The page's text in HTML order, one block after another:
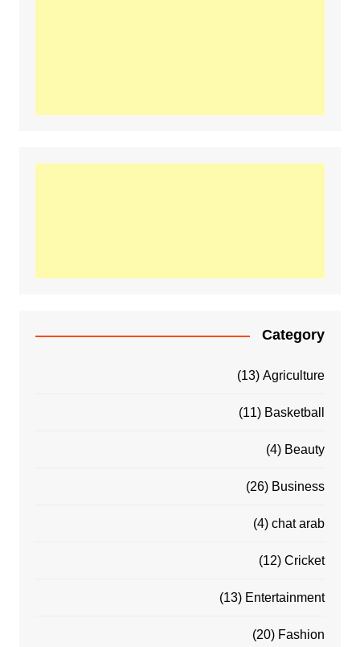
Category
Agriculture
(13)
Basketball
(11)
Beauty
(4)
Business
(26)
chat arab
(4)
Cricket
(12)
Entertainment
(13)
Fashion
(20)